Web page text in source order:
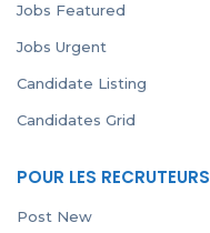
Jobs Featured
Jobs Urgent
Candidate Listing
Candidates Grid
POUR LES RECRUTEURS
Post New